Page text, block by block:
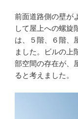
前面道路側の壁が
して屋上への螺旋
は、５階、６階、
ました。ビルの上
部空間の存在が、
ると考えました。